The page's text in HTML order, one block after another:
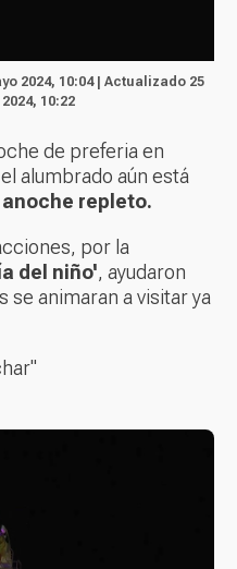
2024, 10:04 | Actualizado 25
10:22
de preferia en
alumbrado aún está
repleto.
por la
del niño', ayudaron
se animaran a visitar ya